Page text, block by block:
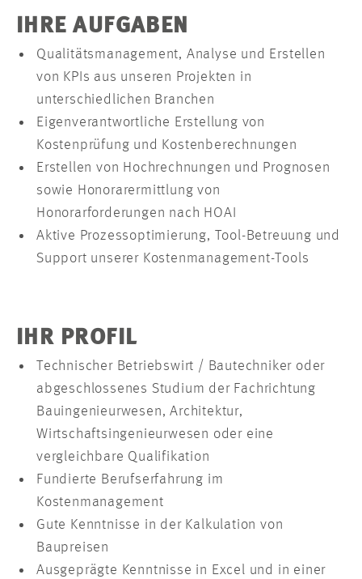
IHRE AUFGABEN
Qualitätsmanagement, Analyse und Erstellen
von KPIs aus unseren Projekten in
unterschiedlichen Branchen
Eigenverantwortliche Erstellung von
Kostenprüfung und Kostenberechnungen
Erstellen von Hochrechnungen und Prognosen
sowie Honorarermittlung von
Honorarforderungen nach HOAI
Aktive Prozessoptimierung, Tool-Betreuung und
Support unserer Kostenmanagement-Tools
IHR PROFIL
Technischer Betriebswirt / Bautechniker oder
abgeschlossenes Studium der Fachrichtung
Bauingenieurwesen, Architektur,
Wirtschaftsingenieurwesen oder eine
vergleichbare Qualifikation
Fundierte Berufserfahrung im
Kostenmanagement
Gute Kenntnisse in der Kalkulation von
Baupreisen
Ausgeprägte Kenntnisse in Excel und in einer